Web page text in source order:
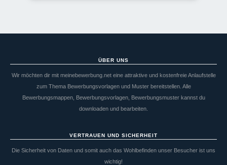
ÜBER UNS
Wir möchten dir mit meinebewerbung.net eine attraktive und kostenfreie Anlaufstelle
zum Thema Bewerbungsvorlagen und Muster bereitstellen. Alle
Bewerbungsmappen, Bewerbungsvorlagen, Bewerbungsmuster kannst du
downloaden und bearbeiten.
VERTRAUEN UND SICHERHEIT
Die Sicherheit von Daten und somit auch das Wohlbefinden unser Besucher ist uns
wichtig!